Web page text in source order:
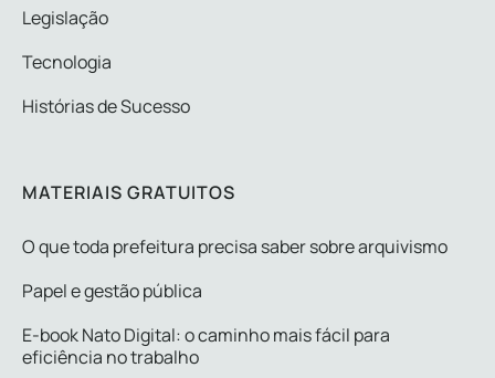
Legislação
Tecnologia
Histórias de Sucesso
MATERIAIS GRATUITOS
O que toda prefeitura precisa saber sobre arquivismo
Papel e gestão pública
E-book Nato Digital: o caminho mais fácil para
eficiência no trabalho